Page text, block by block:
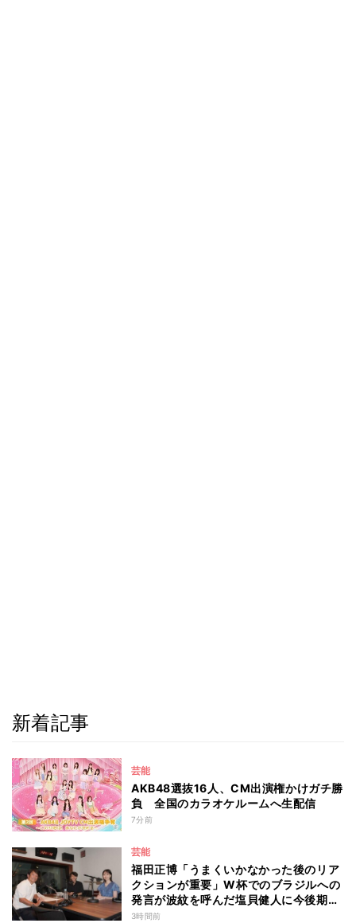
新着記事
芸能
AKB48選抜16人、CM出演権かけガチ勝
負 全国のカラオケルームへ生配信
7分前
芸能
福田正博「うまくいかなかった後のリア
クションが重要」W杯でのブラジルへの
発言が波紋を呼んだ塩貝健人に今後期待
することは？
3時間前